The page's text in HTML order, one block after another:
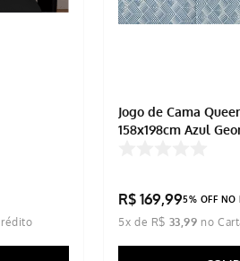
Jogo de Cama
158x198cm Azul
R$ 169,995% OFF NO
5x de R$ 33 ,99